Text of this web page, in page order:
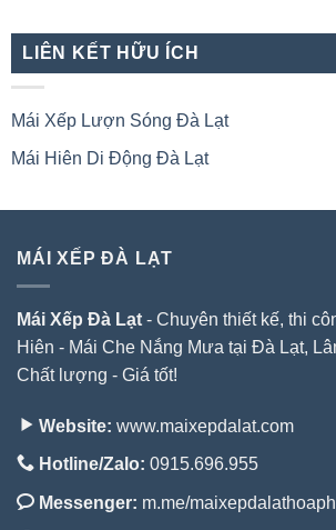
LIÊN KẾT HỮU ÍCH
Mái Xếp Lượn Sóng Đà Lạt
Mái Hiên Di Động Đà Lạt
MÁI XẾP ĐÀ LẠT
Mái Xếp Đà Lạt - Chuyên thiết kế, thi
Hiên - Mái Che Nắng Mưa tại Đà Lạt,
Chất lượng - Giá tốt!
Website: www.maixepdalat.com
Hotline/Zalo: 0915.696.955
Messenger: m.me/